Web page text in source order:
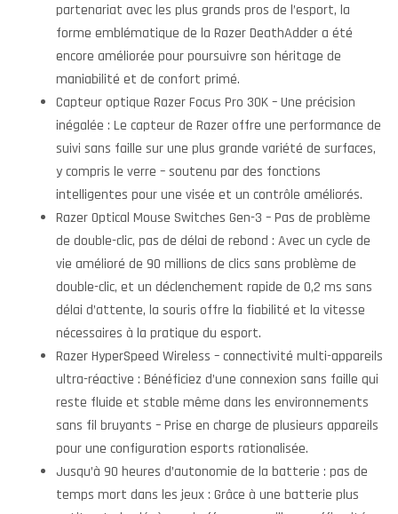
partenariat avec les plus grands pros de l’esport, la
forme emblématique de la Razer DeathAdder a été
encore améliorée pour poursuivre son héritage de
maniabilité et de confort primé.
Capteur optique Razer Focus Pro 30K – Une précision
inégalée : Le capteur de Razer offre une performance de
suivi sans faille sur une plus grande variété de surfaces,
y compris le verre – soutenu par des fonctions
intelligentes pour une visée et un contrôle améliorés.
Razer Optical Mouse Switches Gen-3 – Pas de problème
de double-clic, pas de délai de rebond : Avec un cycle de
vie amélioré de 90 millions de clics sans problème de
double-clic, et un déclenchement rapide de 0,2 ms sans
délai d’attente, la souris offre la fiabilité et la vitesse
nécessaires à la pratique du esport.
Razer HyperSpeed Wireless – connectivité multi-appareils
ultra-réactive : Bénéficiez d’une connexion sans faille qui
reste fluide et stable même dans les environnements
sans fil bruyants – Prise en charge de plusieurs appareils
pour une configuration esports rationalisée.
Jusqu’à 90 heures d’autonomie de la batterie : pas de
temps mort dans les jeux : Grâce à une batterie plus